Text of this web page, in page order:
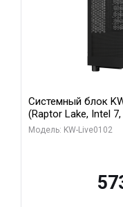
Системный блок
(Raptor Lake, Intel
модуля)/ Afox
Модель: KW-Live0102